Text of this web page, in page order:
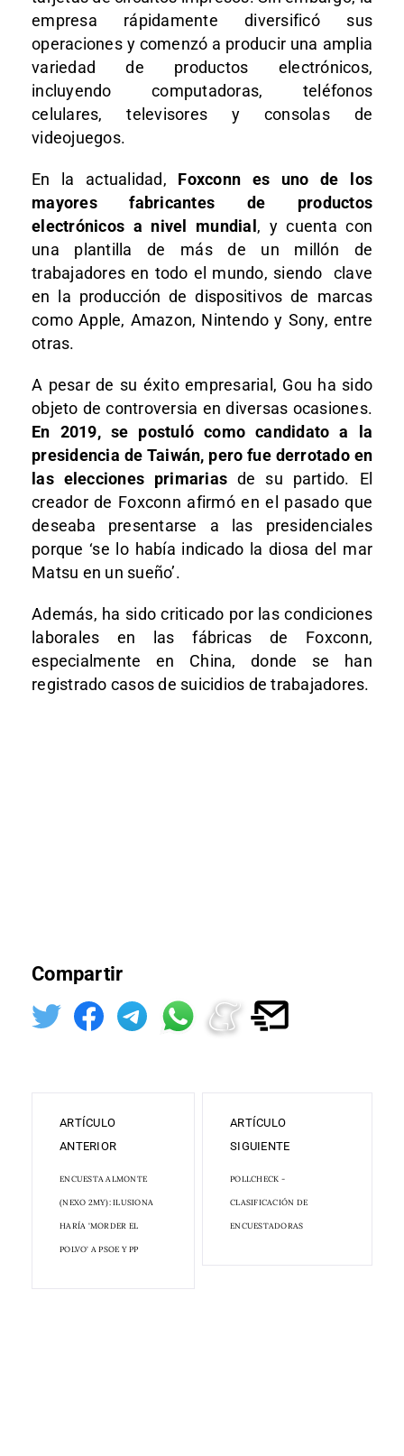
empresa rápidamente diversificó sus
operaciones y comenzó a producir una amplia
variedad de productos electrónicos,
incluyendo computadoras, teléfonos
celulares, televisores y consolas de
videojuegos.
En la actualidad, Foxconn es uno de los
mayores fabricantes de productos
electrónicos a nivel mundial , y cuenta con
una plantilla de más de un millón de
trabajadores en todo el mundo, siendo clave
en la producción de dispositivos de marcas
como Apple, Amazon, Nintendo y Sony, entre
otras.
A pesar de su éxito empresarial, Gou ha sido
objeto de controversia en diversas ocasiones.
En 2019, se postuló como candidato a la
presidencia de Taiwán, pero fue derrotado en
las elecciones primarias de su partido. El
creador de Foxconn afirmó en el pasado que
deseaba presentarse a las presidenciales
porque ‘se lo había indicado la diosa del mar
Matsu en un sueño’.
Además, ha sido criticado por las condiciones
laborales en las fábricas de Foxconn,
especialmente en China, donde se han
registrado casos de suicidios de trabajadores.
Compartir
ARTÍCULO
ANTERIOR
ENCUESTA ALMONTE
(NEXO 2MY): ILUSIONA
HARÍA 'MORDER EL
POLVO' A PSOE Y PP
ARTÍCULO
SIGUIENTE
POLLCHECK -
CLASIFICACIÓN DE
ENCUESTADORAS